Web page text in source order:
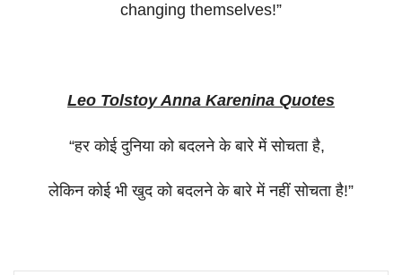
changing themselves!”
Leo Tolstoy Anna Karenina Quotes
“हर कोई दुनिया को बदलने के बारे में सोचता है,
लेकिन कोई भी खुद को बदलने के बारे में नहीं सोचता है!”